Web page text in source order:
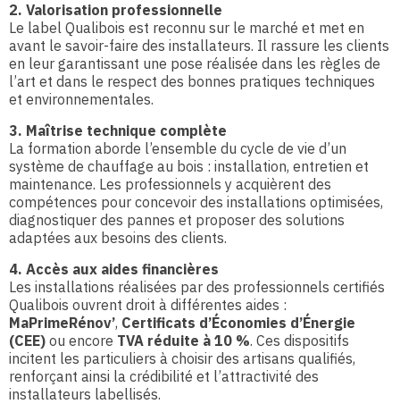
2. Valorisation professionnelle
Le label Qualibois est reconnu sur le marché et met en
avant le savoir-faire des installateurs. Il rassure les clients
en leur garantissant une pose réalisée dans les règles de
l’art et dans le respect des bonnes pratiques techniques
et environnementales.
3. Maîtrise technique complète
La formation aborde l’ensemble du cycle de vie d’un
système de chauffage au bois : installation, entretien et
maintenance. Les professionnels y acquièrent des
compétences pour concevoir des installations optimisées,
diagnostiquer des pannes et proposer des solutions
adaptées aux besoins des clients.
4. Accès aux aides financières
Les installations réalisées par des professionnels certifiés
Qualibois ouvrent droit à différentes aides :
MaPrimeRénov’, Certificats d’Économies d’Énergie
(CEE) ou encore TVA réduite à 10 %. Ces dispositifs
incitent les particuliers à choisir des artisans qualifiés,
renforçant ainsi la crédibilité et l’attractivité des
installateurs labellisés.